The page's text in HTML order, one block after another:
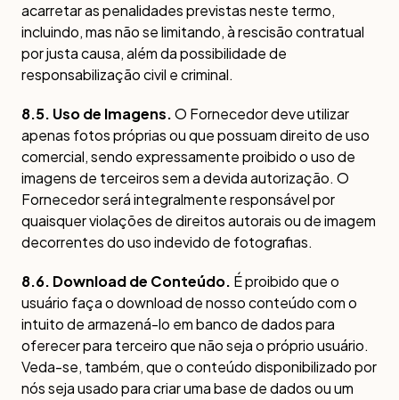
acarretar as penalidades previstas neste termo,
incluindo, mas não se limitando, à rescisão contratual
por justa causa, além da possibilidade de
responsabilização civil e criminal.
8.5. Uso de Imagens.O Fornecedor deve utilizar
apenas fotos próprias ou que possuam direito de uso
comercial, sendo expressamente proibido o uso de
imagens de terceiros sem a devida autorização. O
Fornecedor será integralmente responsável por
quaisquer violações de direitos autorais ou de imagem
decorrentes do uso indevido de fotografias.
8.6. Download de Conteúdo. É proibido que o
usuário faça o download de nosso conteúdo com o
intuito de armazená-lo em banco de dados para
oferecer para terceiro que não seja o próprio usuário.
Veda-se, também, que o conteúdo disponibilizado por
nós seja usado para criar uma base de dados ou um